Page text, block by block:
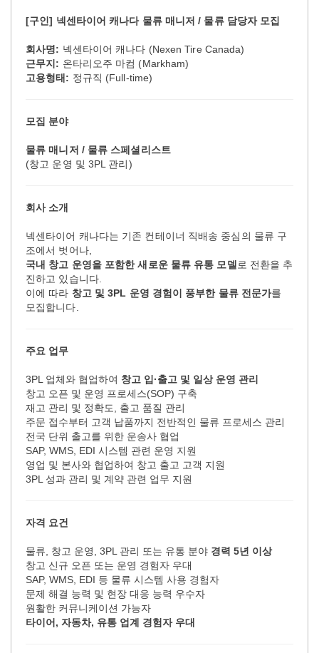
[구인] 넥센타이어 캐나다 물류 매니저 / 물류 담당자 모집
회사명: 넥센타이어 캐나다 (Nexen Tire Canada)
근무지: 온타리오주 마컴 (Markham)
고용형태: 정규직 (Full-time)
모집 분야
물류 매니저 / 물류 스페셜리스트
(창고 운영 및 3PL 관리)
회사 소개
넥센타이어 캐나다는 기존 컨테이너 직배송 중심의 물류 구
조에서 벗어나,
국내 창고 운영을 포함한 새로운 물류 유통 모델로 전환을 추
진하고 있습니다.
이에 따라 창고 및 3PL 운영 경험이 풍부한 물류 전문가를
모집합니다.
주요 업무
3PL 업체와 협업하여 창고 입·출고 및 일상 운영 관리
창고 오픈 및 운영 프로세스(SOP) 구축
재고 관리 및 정확도, 출고 품질 관리
주문 접수부터 고객 납품까지 전반적인 물류 프로세스 관리
전국 단위 출고를 위한 운송사 협업
SAP, WMS, EDI 시스템 관련 운영 지원
영업 및 본사와 협업하여 창고 출고 고객 지원
3PL 성과 관리 및 계약 관련 업무 지원
자격 요건
물류, 창고 운영, 3PL 관리 또는 유통 분야 경력 5년 이상
창고 신규 오픈 또는 운영 경험자 우대
SAP, WMS, EDI 등 물류 시스템 사용 경험자
문제 해결 능력 및 현장 대응 능력 우수자
원활한 커뮤니케이션 가능자
타이어, 자동차, 유통 업계 경험자 우대